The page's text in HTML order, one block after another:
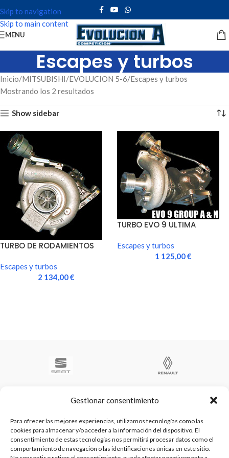
Gestionar consentimiento
Para ofrecer las mejores experiencias, utilizamos tecnologías como las
cookies para almacenar y/o acceder a la información del dispositivo. El
consentimiento de estas tecnologías nos permitirá procesar datos como el
comportamiento de navegación o las identificaciones únicas en este sitio.
Skip to navigation
Skip to main content
MENU
Escapes y turbos
Inicio MITSUBISHI EVOLUCION 5-6 Escapes y turbos
Mostrando los 2 resultados
Show sidebar
TURBO DE RODAMIENTOS
Escapes y turbos
2 134,00€
TURBO EVO 9 ULTIMA
Escapes y turbos
1 125,00€
Te ayudamos a ser el numero 1
C/ Arquimedes 61 nave 2. Fuenlabrada